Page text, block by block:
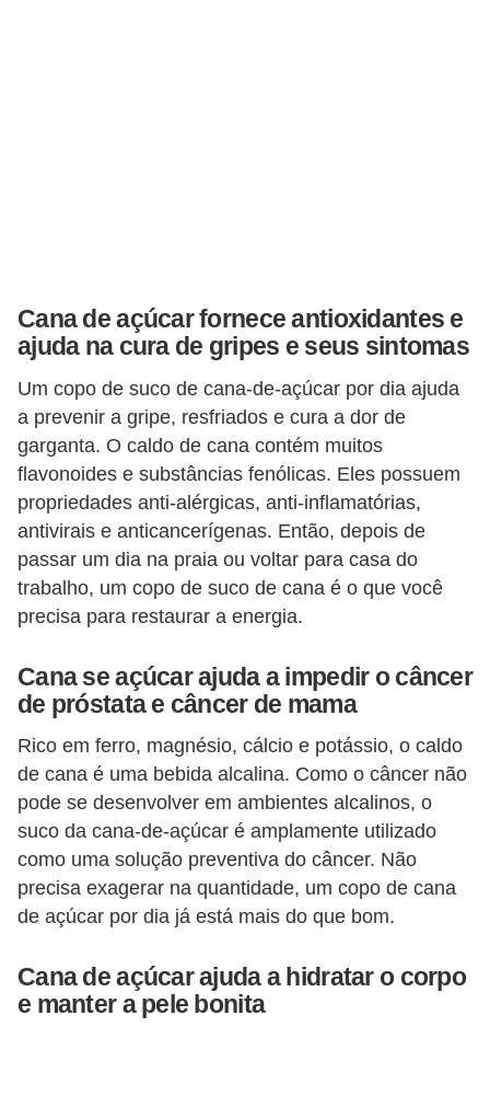
Cana de açúcar fornece antioxidantes e
ajuda na cura de gripes e seus sintomas
Um copo de suco de cana-de-açúcar por dia ajuda
a prevenir a gripe, resfriados e cura a dor de
garganta. O caldo de cana contém muitos
flavonoides e substâncias fenólicas. Eles possuem
propriedades anti-alérgicas, anti-inflamatórias,
antivirais e anticancerígenas. Então, depois de
passar um dia na praia ou voltar para casa do
trabalho, um copo de suco de cana é o que você
precisa para restaurar a energia.
Cana se açúcar ajuda a impedir o câncer
de próstata e câncer de mama
Rico em ferro, magnésio, cálcio e potássio, o caldo
de cana é uma bebida alcalina. Como o câncer não
pode se desenvolver em ambientes alcalinos, o
suco da cana-de-açúcar é amplamente utilizado
como uma solução preventiva do câncer. Não
precisa exagerar na quantidade, um copo de cana
de açúcar por dia já está mais do que bom.
Cana de açúcar ajuda a hidratar o corpo
e manter a pele bonita